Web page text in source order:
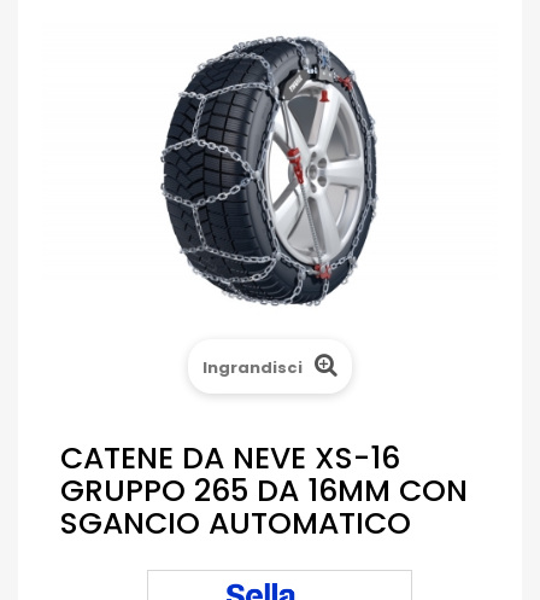
Ingrandisci
CATENE DA NEVE XS-16
GRUPPO 265 DA 16MM CON
SGANCIO AUTOMATICO